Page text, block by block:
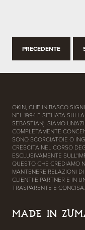
PRECEDENTE
OKIN, CHE IN BASCO
NEL 1994 E SITUATA
SEBASTIAN). SIAMO
COMPLETAMENTE
SONO SCORCIATOIE O
CRESCITA NEL CORSO
ESCLUSIVAMENTE
QUESTO CHE CREDIAMO
MANTENERE RELAZIONI
CLIENTI E PARTNER E IN
TRASPARENTE E CONCISA.
MADE IN